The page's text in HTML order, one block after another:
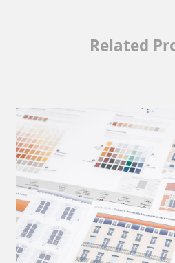
Related